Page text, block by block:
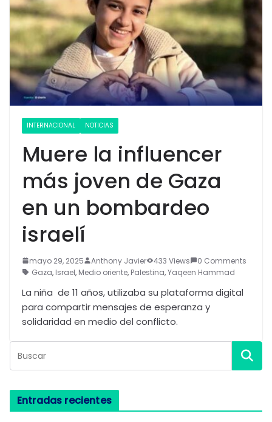
INTERNACIONAL NOTICIAS
Muere la influencer
más joven de Gaza
en un bombardeo
israelí
mayo 29, 2025 Anthony Javier 433 Views
0 Comments
Gaza, Israel, Medio oriente, Palestina,Yaqeen Hammad
La niña de 11 años, utilizaba su plataforma digital
para compartir mensajes de esperanza y
solidaridad en medio del conflicto.
Entradas recientes